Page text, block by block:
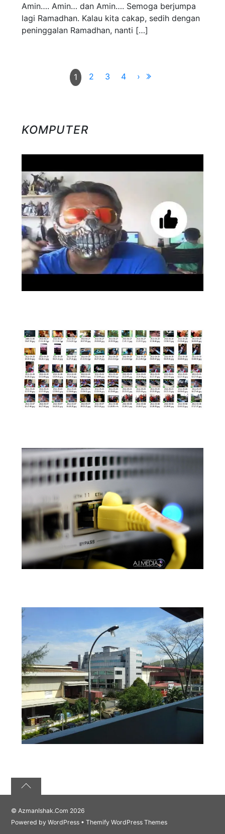
Amin…. Amin… dan Amin…. Semoga berjumpa
lagi Ramadhan. Kalau kita cakap, sedih dengan
peninggalan Ramadhan, nanti […]
1 2 3 4 ›
KOMPUTER
©AzmanIshak.Com 2026
Powered byWordPress •Themify WordPress Themes